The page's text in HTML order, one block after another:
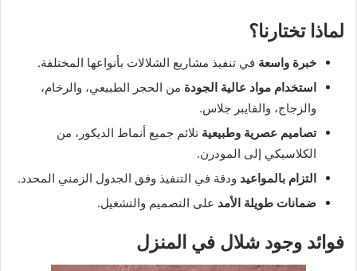
لماذا تختارنا؟
خبرة واسعة في تنفيذ مشاريع الشلالات بأنواعها المختلفة.
استخدام مواد عالية الجودة من الحجر الطبيعي، والرخام،
والزجاج، والفايبر جلاس.
تصاميم عصرية وطبيعية تلائم جميع أنماط الديكور، من
الكلاسيكي إلى المودرن.
التزام بالمواعيد ودقة في التنفيذ وفق الجدول الزمني المحدد.
ضمانات طويلة الأمد على التصميم والتشغيل.
فوائد وجود شلال في المنزل